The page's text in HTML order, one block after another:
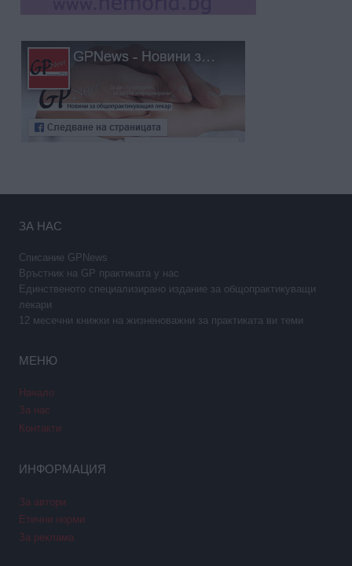
ЗА НАС
Списание GPNews
Връстник на GP практиката у нас
Единственото специализирано издание за общопрактикуващи
лекари
12 месечни книжки на жизненоважни за практиката ви теми
МЕНЮ
Начало
За нас
Контакти
ИНФОРМАЦИЯ
За автори
Етични норми
За реклама